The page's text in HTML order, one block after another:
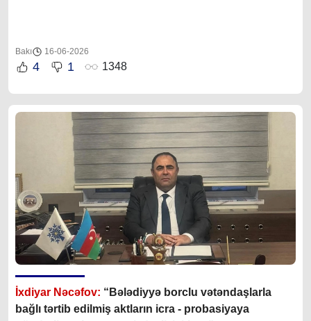
Bakı 16-06-2026
4 1 1348
İxdiyar Nəcəfov: “Bələdiyyə borclu vətəndaşlarla
bağlı tərtib edilmiş aktların icra - probasiyaya